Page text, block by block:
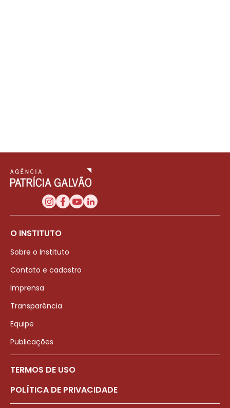
O INSTITUTO
Sobre o Instituto
Contato e cadastro
Imprensa
Transparência
Equipe
Publicações
TERMOS DE USO
POLÍTICA DE PRIVACIDADE